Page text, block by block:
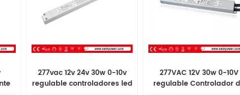
277vac 12v 24v 30w 0-10v
regulable controladores led
277VAC 12V 30w 0-10V
regulable Controlador